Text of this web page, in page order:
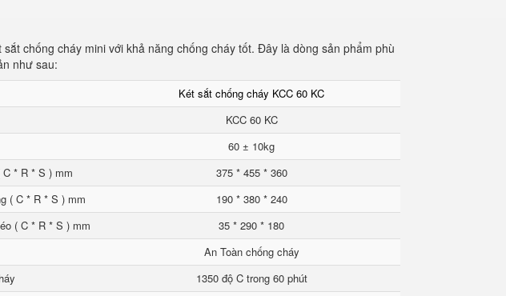
chống cháy mini với khả năng chống cháy tốt. Đây là dòng sản phẩm phù
như sau:
Két sắt chống cháy KCC 60 KC
KCC 60 KC
60 ± 10kg
* R * S ) mm
375 * 455 * 360
( C * R * S ) mm
190 * 380 * 240
( C * R * S ) mm
35 * 290 * 180
An Toàn chống cháy
1350 độ C trong 60 phút